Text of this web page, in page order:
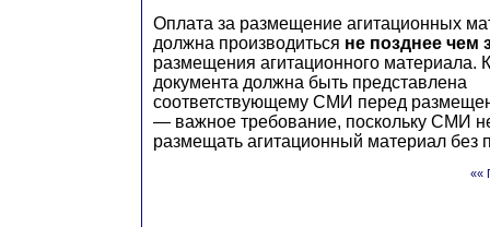
Оплата за размещение агитационных
должна производиться не позднее чем
размещения агитационного материала.
документа должна быть представлена
соответствующему СМИ перед
— важное требование, поскольку СМИ
размещать агитационный материал без
««